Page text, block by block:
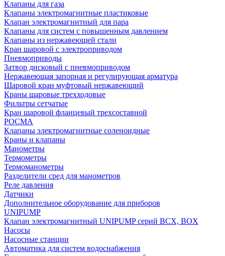
Клапаны для газа
Клапаны электромагнитные пластиковые
Клапан электромагнитный для пара
Клапаны для систем с повышенным давлением
Клапаны из нержавеющей стали
Кран шаровой с электроприводом
Пневмоприводы
Затвор дисковый с пневмоприводом
Нержавеющая запорная и регулирующая арматура
Шаровой кран муфтовый нержавеющий
Краны шаровые трехходовые
Фильтры сетчатые
Кран шаровой фланцевый трехсоставной
РОСМА
Клапаны электромагнитные соленоидные
Краны и клапаны
Манометры
Термометры
Термоманометры
Разделители сред для манометров
Реле давления
Датчики
Дополнительное оборудование для приборов
UNIPUMP
Клапан электромагнитный UNIPUMP серий BCX, BOX
Насосы
Насосные станции
Автоматика для систем водоснабжения